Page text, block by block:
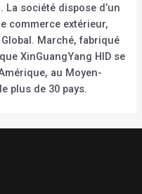
La société dispose d’un
commerce extérieur,
Marché, fabriqué
XinGuangYang HID se
au Moyen-
plus de 30 pays.